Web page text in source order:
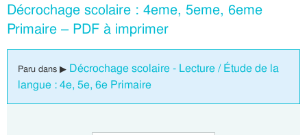
Décrochage scolaire : 4eme, 5eme, 6eme
Primaire – PDF à imprimer
Paru dans ▶ Décrochage scolaire - Lecture / Étude de la
langue : 4e, 5e, 6e Primaire